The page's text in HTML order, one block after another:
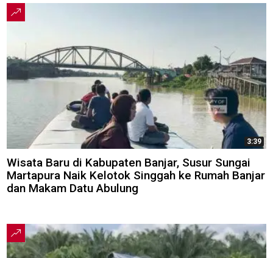
3:39
Wisata Baru di Kabupaten Banjar, Susur Sungai
Martapura Naik Kelotok Singgah ke Rumah Banjar
dan Makam Datu Abulung